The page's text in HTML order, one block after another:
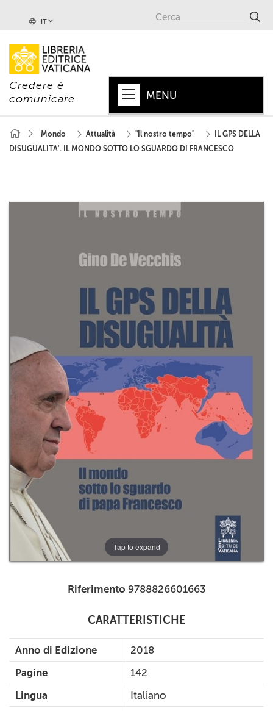
IT
Credere è
comunicare
MENU
PAPA
+
CHIESA
COLLANE
CEI
AUTORI VARI
Mondo Attualità "Il nostro tempo"
IL GPS DELLA
DISUGUALITA'. IL MONDO SOTTO LO SGUARDO DI FRANCESCO
Tap to expand
Riferimento 9788826601663
CARATTERISTICHE
Anno di Edizione
2018
Pagine
142
Lingua
Italiano